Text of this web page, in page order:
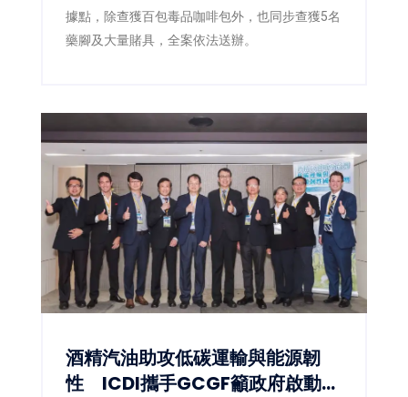
據點，除查獲百包毒品咖啡包外，也同步查獲5名
藥腳及大量賭具，全案依法送辦。
酒精汽油助攻低碳運輸與能源韌
性 ICDI攜手GCGF籲政府啟動